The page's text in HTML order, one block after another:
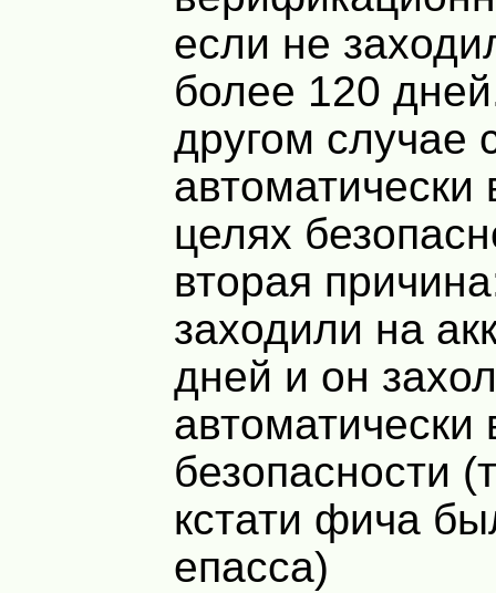
если не
более 120
другом случае
автоматически
целях
вторая
заходили на
дней и он
автоматически
безопасности
кстати фича
епасса)